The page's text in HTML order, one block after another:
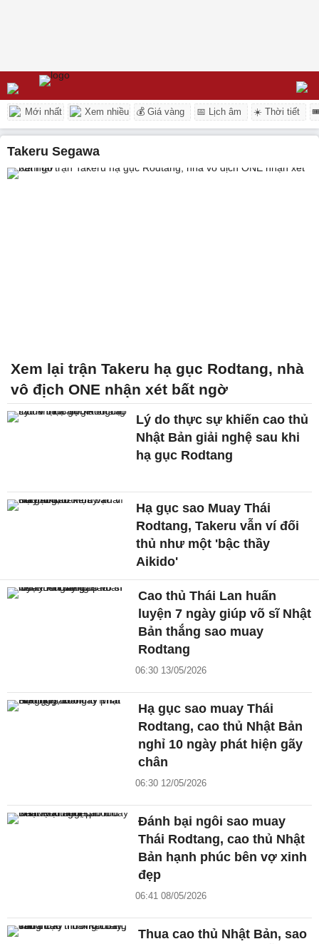
Mới nhất Xem nhiều 💰 Giá vàng 📅 Lịch âm ☀️ Thời tiết
Takeru Segawa
Xem lại trận Takeru hạ gục Rodtang, nhà
vô địch ONE nhận xét bất ngờ
Lý do thực sự khiến cao thủ
Nhật Bản giải nghệ sau khi
hạ gục Rodtang
Hạ gục sao Muay Thái
Rodtang, Takeru vẫn ví đối
thủ như một 'bậc thầy
Aikido'
Cao thủ Thái Lan huấn
luyện 7 ngày giúp võ sĩ Nhật
Bản thắng sao muay
Rodtang
06:30 13/05/2026
Hạ gục sao muay Thái
Rodtang, cao thủ Nhật Bản
nghỉ 10 ngày phát hiện gãy
chân
06:30 12/05/2026
Đánh bại ngôi sao muay
Thái Rodtang, cao thủ Nhật
Bản hạnh phúc bên vợ xinh
đẹp
06:41 08/05/2026
Thua cao thủ Nhật Bản, sao